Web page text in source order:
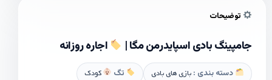
توضیحات
جامپینگ بادی اسپایدرمن مگا | اجاره روزانه
دسته بندی : بازی های بادی تگ کودک